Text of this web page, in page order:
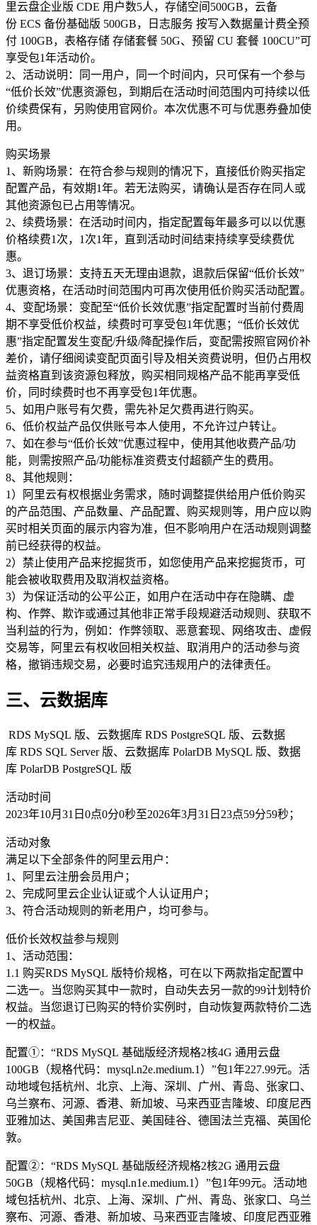
里云盘企业版 CDE 用户数5人，存储空间500GB，云备
份 ECS 备份基础版 500GB，日志服务 按写入数据量计费全预
付 100GB，表格存储 存储套餐 50G、预留 CU 套餐 100CU”可
享受包1年活动价。
2、活动说明：同一用户，同一个时间内，只可保有一个参与
“低价长效”优惠资源包，到期后在活动时间范围内可持续以低
价续费保有，另购使用官网价。本次优惠不可与优惠券叠加使
用。
购买场景
1、新购场景：在符合参与规则的情况下，直接低价购买指定
配置产品，有效期1年。若无法购买，请确认是否存在同人或
其他资源包已占用等情况。
2、续费场景：在活动时间内，指定配置每年最多可以以优惠
价格续费1次，1次1年，直到活动时间结束持续享受续费优
惠。
3、退订场景：支持五天无理由退款，退款后保留“低价长效”
优惠资格，在活动时间范围内可再次使用低价购买活动配置。
4、变配场景：变配至“低价长效优惠”指定配置时当前付费周
期不享受低价权益，续费时可享受包1年优惠；“低价长效优
惠”指定配置发生变配/升级/降配操作后，变配需按照官网价补
差价，请仔细阅读变配页面引导及相关资费说明，但仍占用权
益资格直到该资源包释放，购买相同规格产品不能再享受低
价，同时续费时也不再享受包1年优惠。
5、如用户账号有欠费，需先补足欠费再进行购买。
6、低价权益产品仅供账号本人使用，不允许过户转让。
7、如在参与“低价长效”优惠过程中，使用其他收费产品/功
能，则需按照产品/功能标准资费支付超额产生的费用。
8、其他规则：
1）阿里云有权根据业务需求，随时调整提供给用户低价购买
的产品范围、产品数量、产品配置、购买规则等，用户应以购
买时相关页面的展示内容为准，但不影响用户在活动规则调整
前已经获得的权益。
2）禁止使用产品来挖掘货币，如您使用产品来挖掘货币，可
能会被收取费用及取消权益资格。
3）为保证活动的公平公正，如用户在活动中存在隐瞒、虚
构、作弊、欺诈或通过其他非正常手段规避活动规则、获取不
当利益的行为，例如：作弊领取、恶意套现、网络攻击、虚假
交易等，阿里云有权收回相关权益、取消用户的活动参与资
格，撤销违规交易，必要时追究违规用户的法律责任。
三、云数据库
RDS MySQL 版、云数据库 RDS PostgreSQL 版、云数据
库 RDS SQL Server 版、云数据库 PolarDB MySQL 版、数据
库 PolarDB PostgreSQL 版
活动时间
2023年10月31日0点0分0秒至2026年3月31日23点59分59秒；
活动对象
满足以下全部条件的阿里云用户：
1、阿里云注册会员用户；
2、完成阿里云企业认证或个人认证用户；
3、符合活动规则的新老用户，均可参与。
低价长效权益参与规则
1、活动范围：
1.1 购买RDS MySQL 版特价规格，可在以下两款指定配置中
二选一。当您购买其中一款时，自动失去另一款的99计划特价
权益。当您退订已购买的特价实例时，自动恢复两款特价二选
一的权益。
配置①：“RDS MySQL 基础版经济规格2核4G 通用云盘
100GB（规格代码：mysql.n2e.medium.1）”包1年227.99元。活
动地域包括杭州、北京、上海、深圳、广州、青岛、张家口、
乌兰察布、河源、香港、新加坡、马来西亚吉隆坡、印度尼西
亚雅加达、美国弗吉尼亚、美国硅谷、德国法兰克福、英国伦
敦。
配置②：“RDS MySQL 基础版经济规格2核2G 通用云盘
50GB（规格代码：mysql.n1e.medium.1）”包1年99元。活动地
域包括杭州、北京、上海、深圳、广州、青岛、张家口、乌兰
察布、河源、香港、新加坡、马来西亚吉隆坡、印度尼西亚雅